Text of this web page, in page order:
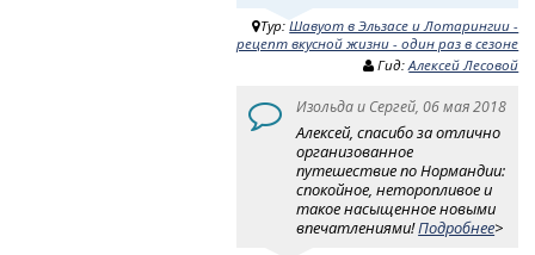
Тур:Шавуот в Эльзасе и Лотарингии -
рецепт вкусной жизни - один раз в сезоне
Гид:Алексей Лесовой
Изольда и Сергей, 06 мая 2018
Алексей, спасибо за отлично
организованное
путешествие по Нормандии:
спокойное, неторопливое и
такое насыщенное новыми
впечатлениями!Подробнее>